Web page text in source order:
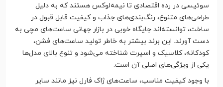
سوئیسی در رده اقتصادی تا نیمه‌لوکس هستند که به دلیل
طراحی‌های متنوع، رنگ‌بندی‌های جذاب و کیفیت قابل قبول در
ساخت، توانسته‌اند جایگاه خوبی در بازار جهانی ساعت‌های مچی به
دست آورند. این برند بیشتر به خاطر تولید ساعت‌های فشن،
کودکانه، کلاسیک و اسپرت شناخته می‌شود و تنوع بالای مدل‌ها
یکی از ویژگی‌های اصلی آن است.
با وجود کیفیت مناسب، ساعت‌های ژاک فارل نیز مانند سایر